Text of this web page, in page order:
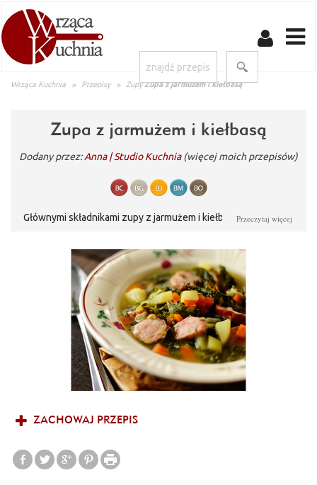
Wrząca Kuchnia Przepisy Zupy Zupa z jarmużem i kiełbasą
Zupa z jarmużem i kiełbasą
Dodany przez:Anna | Studio Kuchnia (więcej moich przepisów)
Głównymi składnikami zupy z jarmużem i kiełbasą są warzywa.
jarmużem i kiełbasą rozgrzewa w zimne dni oraz dodaje energii.
Przeczytaj więcej
ZACHOWAJ PRZEPIS